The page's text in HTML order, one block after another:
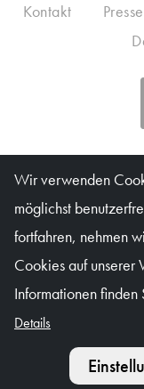
Kalender
Kartenbüro: Mo &
Waagplatz
©
Kontakt Presse
Wir verwenden
möglichst
fortfahren, nehmen
Cookies auf unserer
Informationen finden
Details